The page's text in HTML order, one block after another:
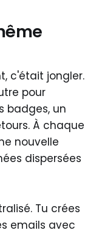
c'était jongler.
pour
badges, un
À chaque
nouvelle
dispersées
Tu crées
emails avec